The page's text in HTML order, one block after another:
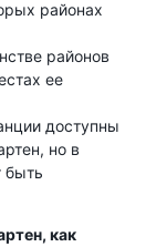
районах
районов
ее
доступны
но в
быть
как